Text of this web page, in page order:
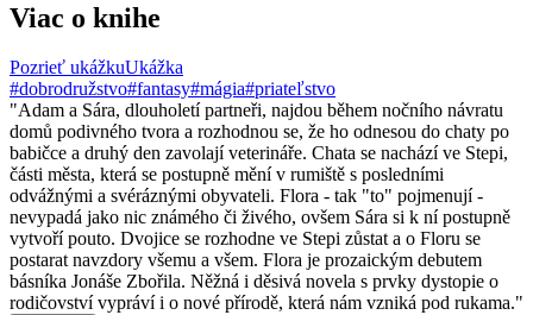
Viac o knihe
Pozrieť ukážkuUkážka
#dobrodružstvo#fantasy#mágia#priateľstvo
"Adam a Sára, dlouholetí partneři, najdou během nočního návratu
domů podivného tvora a rozhodnou se, že ho odnesou do chaty po
babičce a druhý den zavolají veterináře. Chata se nachází ve Stepi,
části města, která se postupně mění v rumiště s posledními
odvážnými a svéráznými obyvateli. Flora - tak "to" pojmenují -
nevypadá jako nic známého či živého, ovšem Sára si k ní postupně
vytvoří pouto. Dvojice se rozhodne ve Stepi zůstat a o Floru se
postarat navzdory všemu a všem. Flora je prozaickým debutem
básníka Jonáše Zbořila. Něžná i děsivá novela s prvky dystopie o
rodičovství vypráví i o nové přírodě, která nám vzniká pod rukama."